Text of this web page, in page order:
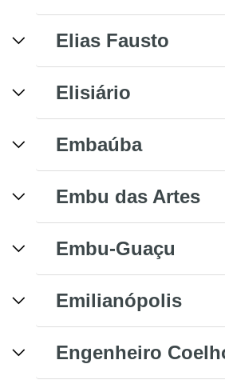
Elias Fausto
Elisiário
Embaúba
Embu das Artes
Embu-Guaçu
Emilianópolis
Engenheiro